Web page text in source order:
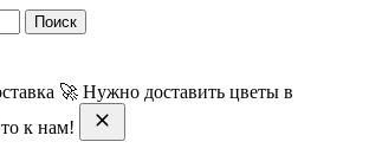
Поиск
🚀 Нужно доставить цветы в
к нам!